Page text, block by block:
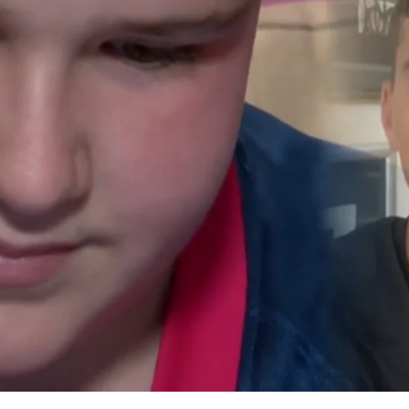
Whatsapp
un joven aficionado del
a los Reyes Magos pidiéndole la
que se encuentra lesionado. El
y nuestra compañera Silvia
a Eric Lamela, que ha
sorpresa. ¡No te pierdas la